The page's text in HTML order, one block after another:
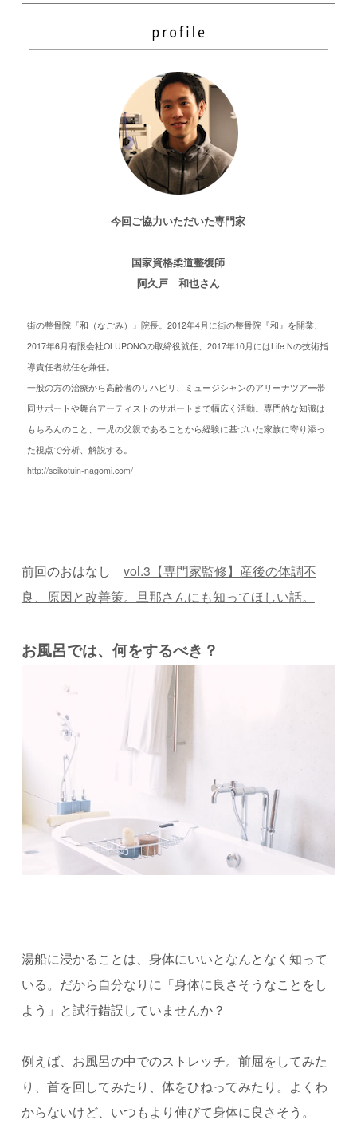
今回ご協力いただいた専門家
国家資格柔道整復師
阿久戸 和也さん
街の整骨院『和（なごみ）』院長。2012年4月に街の整骨院『和』を開業、
2017年6月有限会社OLUPONOの取締役就任、2017年10月にはLife Nの技術指
導責任者就任を兼任。
一般の方の治療から高齢者のリハビリ、ミュージシャンのアリーナツアー帯
同サポートや舞台アーティストのサポートまで幅広く活動。専門的な知識は
もちろんのこと、一児の父親であることから経験に基づいた家族に寄り添っ
た視点で分析、解説する。
http://seikotuin-nagomi.com/
前回のおはなし vol.3 【専門家監修】産後の体調不
良、原因と改善策。旦那さんにも知ってほしい話。
お風呂では、何をするべき？
湯船に浸かることは、身体にいいとなんとなく知って
いる。だから自分なりに「身体に良さそうなことをし
よう」と試行錯誤していませんか？
例えば、お風呂の中でのストレッチ。前屈をしてみた
り、首を回してみたり、体をひねってみたり。よくわ
からないけど、いつもより伸びて身体に良さそう。